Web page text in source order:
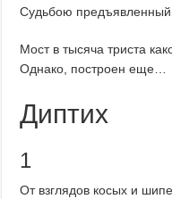
Судьбою предъявленный
Мост в тысяча триста
Однако, построен еще…
Диптих
1
От взглядов косых и